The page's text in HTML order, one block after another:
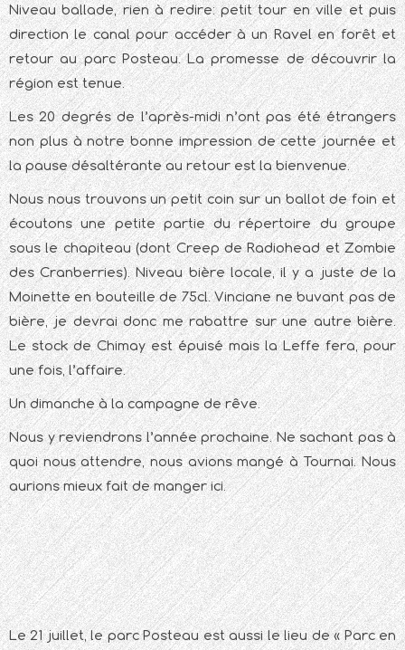
Niveau ballade, rien à redire: petit tour en ville et puis
direction le canal pour accéder à un Ravel en forêt et
retour au parc Posteau. La promesse de découvrir la
région est tenue.
Les 20 degrés de l’après-midi n’ont pas été étrangers
non plus à notre bonne impression de cette journée et
la pause désaltérante au retour est la bienvenue.
Nous nous trouvons un petit coin sur un ballot de foin et
écoutons une petite partie du répertoire du groupe
sous le chapiteau (dont Creep de Radiohead et Zombie
des Cranberries). Niveau bière locale, il y a juste de la
Moinette en bouteille de 75cl. Vinciane ne buvant pas de
bière, je devrai donc me rabattre sur une autre bière.
Le stock de Chimay est épuisé mais la Leffe fera, pour
une fois, l’affaire.
Un dimanche à la campagne de rêve.
Nous y reviendrons l’année prochaine. Ne sachant pas à
quoi nous attendre, nous avions mangé à Tournai. Nous
aurions mieux fait de manger ici.
Le 21 juillet, le parc Posteau est aussi le lieu de « Parc en